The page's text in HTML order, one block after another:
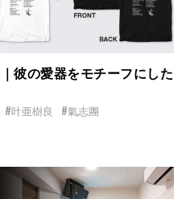
彼の愛器をモチーフにした
#叶亜樹良
#氣志團